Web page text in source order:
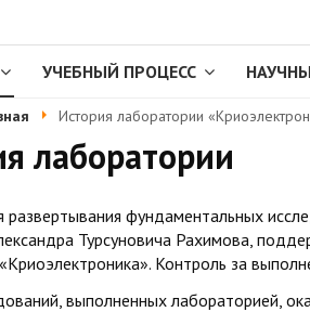
УЧЕБНЫЙ ПРОЦЕСС
История лаборатории
лаборатории
развертывания фундаментальных
Турсуновича Рахимова,
Контроль за
выполненных лабораторией,